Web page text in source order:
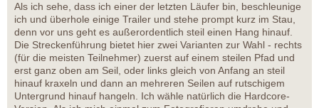
Als ich sehe, dass ich einer der letzten Läufer bin, beschleunige
ich und überhole einige Trailer und stehe prompt kurz im Stau,
denn vor uns geht es außerordentlich steil einen Hang hinauf.
Die Streckenführung bietet hier zwei Varianten zur Wahl - rechts
(für die meisten Teilnehmer) zuerst auf einem steilen Pfad und
erst ganz oben am Seil, oder links gleich von Anfang an steil
hinauf kraxeln und dann an mehreren Seilen auf rutschigem
Untergrund hinauf hangeln. Ich wähle natürlich die Hardcore-